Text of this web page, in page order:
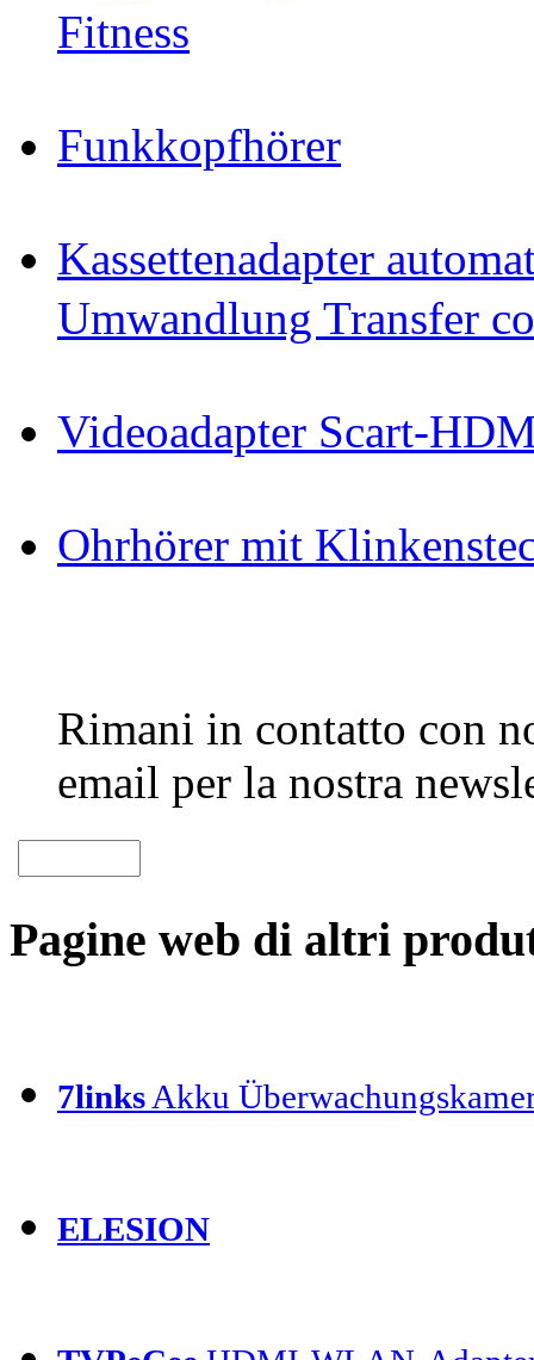
Fitness
Funkkopfhörer
Kassettenadapter
Umwandlung Transfer
Videoadapter Scart-
Ohrhörer mit
Rimani in contatto con
email per la nostra
Pagine web di altri
7links Akku
ELESION